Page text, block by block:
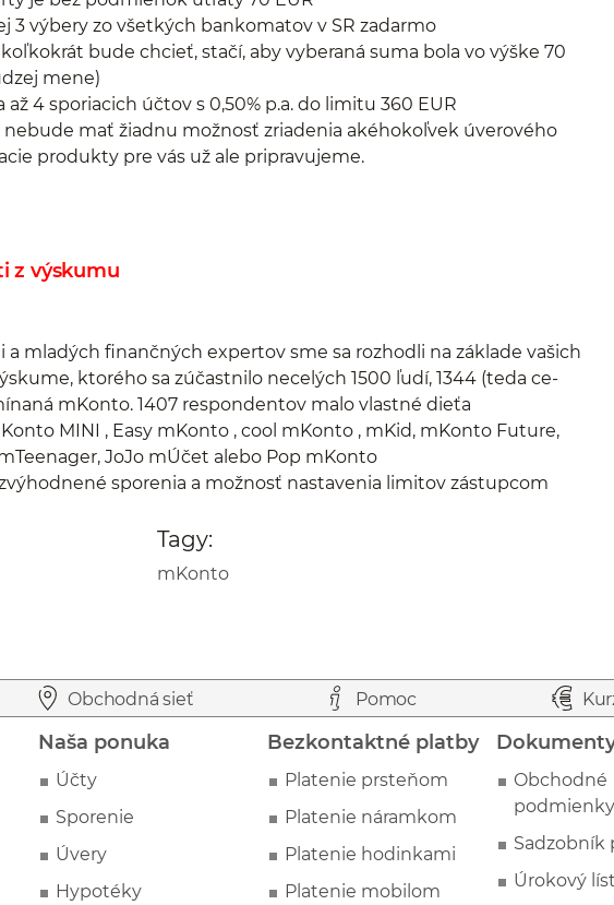
výbery zo všetkých bankomatov v SR zadarmo
bude chcieť, stačí, aby vyberaná suma bola vo výške 70
mene)
4 sporiacich účtov s 0,50% p.a. do limitu 360 EUR
mať žiadnu možnosť zriadenia akéhokoľvek úverového
produkty pre vás už ale pripravujeme.
z výskumu
mladých finančných expertov sme sa rozhodli na základe vašich
ktorého sa zúčastnilo necelých 1500 ľudí, 1344 (teda ce-
mKonto. 1407 respondentov malo vlastné dieťa
MINI , Easy mKonto , cool mKonto , mKid, mKonto Future,
JoJo mÚčet alebo Pop mKonto
sporenia a možnosť nastavenia limitov zástupcom
Tagy:
mKonto
Obchodná sieť Pomoc
Naša ponuka
Účty
Sporenie
Úvery
Hypotéky
Bezkontaktné platby
Platenie prsteňom
Platenie náramkom
Platenie hodinkami
Platenie mobilom
Obchodné
podmienky
Sadzobník
Úrokový